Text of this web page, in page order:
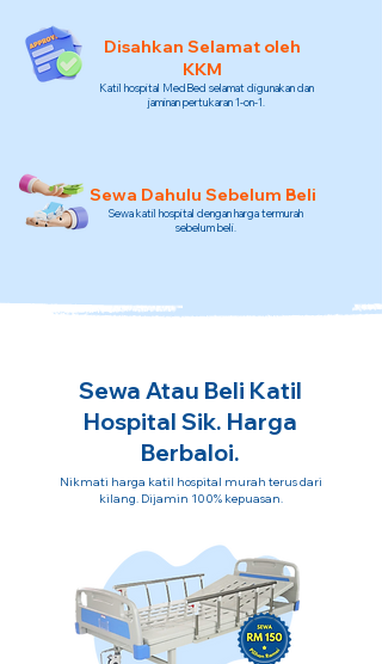
Disahkan Selamat oleh
KKM
Katil hospital MedBed selamat digunakan dan
jaminan pertukaran 1-on-1.
Sewa Dahulu Sebelum Beli
Sewa katil hospital dengan harga termurah
sebelum beli.
Sewa Atau Beli Katil
Hospital Sik. Harga
Berbaloi.
Nikmati harga katil hospital murah terus dari
kilang. Dijamin 100% kepuasan.